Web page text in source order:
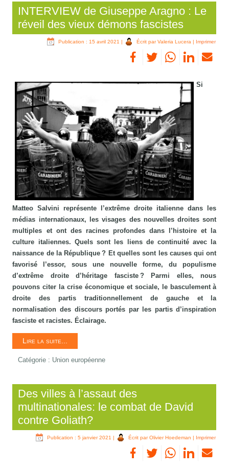
INTERVIEW de Giuseppe Aragno : Le
réveil des vieux démons fascistes
Publication : 15 avril 2021 | Écrit par Valeria Lucera | Imprimer
Si
Matteo Salvini représente l’extrême droite italienne dans les
médias internationaux, les visages des nouvelles droites sont
multiples et ont des racines profondes dans l’histoire et la
culture italiennes. Quels sont les liens de continuité avec la
naissance de la République ? Et quelles sont les causes qui ont
favorisé l’essor, sous une nouvelle forme, du populisme
d’extrême droite d’héritage fasciste ? Parmi elles, nous
pouvons citer la crise économique et sociale, le basculement à
droite des partis traditionnellement de gauche et la
normalisation des discours portés par les partis d’inspiration
fasciste et racistes. Éclairage.
Lire la suite...
Catégorie : Union européenne
Des villes à l’assaut des
multinationales: le combat de David
contre Goliath?
Publication : 5 janvier 2021 | Écrit par Olivier Hoedeman | Imprimer